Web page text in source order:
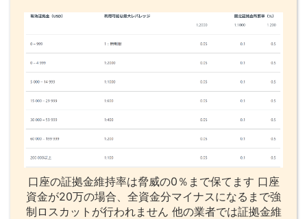
口座の証拠金維持率は脅威の0％まで保てます 口座
資金が20万の場合、全資金分マイナスになるまで強
制ロスカットが行われません 他の業者では証拠金維